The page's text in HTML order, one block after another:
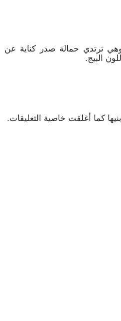
ترتدي حمالة صدر كناية عن
البيج.
كما أغلقت خاصية التعليقات.